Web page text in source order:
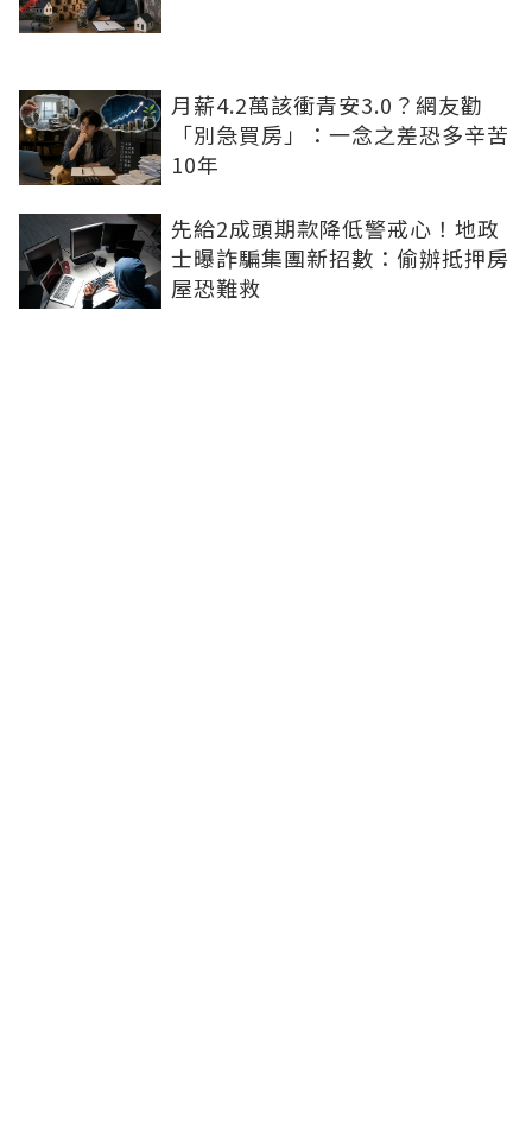
月薪4.2萬該衝青安3.0？網友勸
「別急買房」：一念之差恐多辛苦
10年
先給2成頭期款降低警戒心！地政
士曝詐騙集團新招數：偷辦抵押房
屋恐難救